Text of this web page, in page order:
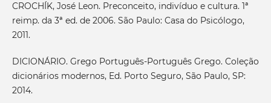
CROCHÍK, José Leon. Preconceito, indivíduo e cultura. 1ª
reimp. da 3ª ed. de 2006. São Paulo: Casa do Psicólogo,
2011.
DICIONÁRIO. Grego Português-Português Grego. Coleção
dicionários modernos, Ed. Porto Seguro, São Paulo, SP:
2014.